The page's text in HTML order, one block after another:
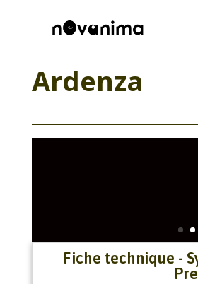
Ardenza
Fiche technique -